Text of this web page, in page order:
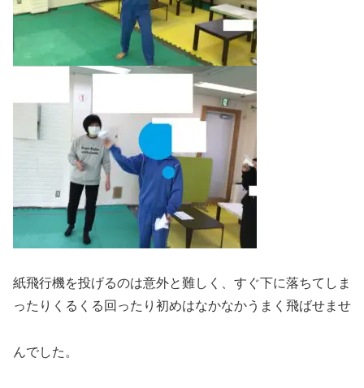
紙飛行機を投げるのは意外と難しく、すぐ下に落ちてしま
ったりくるくる回ったり初めはなかなかうまく飛ばせませ
んでした。